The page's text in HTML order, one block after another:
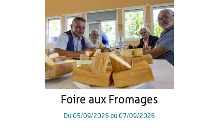
Foire aux Fromages
Du05/09/2026 au07/09/2026